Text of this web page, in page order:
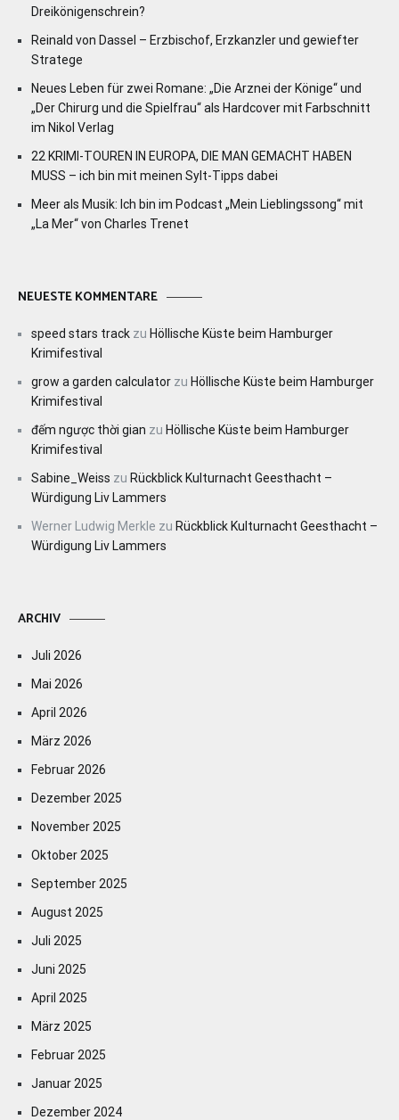
Dreikönigenschrein?
Reinald von Dassel – Erzbischof, Erzkanzler und gewiefter
Stratege
Neues Leben für zwei Romane: „Die Arznei der Könige“ und
„Der Chirurg und die Spielfrau“ als Hardcover mit Farbschnitt
im Nikol Verlag
22 KRIMI-TOUREN IN EUROPA, DIE MAN GEMACHT HABEN
MUSS – ich bin mit meinen Sylt-Tipps dabei
Meer als Musik: Ich bin im Podcast „Mein Lieblingssong“ mit
„La Mer“ von Charles Trenet
NEUESTE KOMMENTARE
speed stars track zu Höllische Küste beim Hamburger
Krimifestival
grow a garden calculator zu Höllische Küste beim Hamburger
Krimifestival
đếm ngược thời gian zu Höllische Küste beim Hamburger
Krimifestival
Sabine_Weiss zu Rückblick Kulturnacht Geesthacht –
Würdigung Liv Lammers
Werner Ludwig Merkle zu Rückblick Kulturnacht Geesthacht –
Würdigung Liv Lammers
ARCHIV
Juli 2026
Mai 2026
April 2026
März 2026
Februar 2026
Dezember 2025
November 2025
Oktober 2025
September 2025
August 2025
Juli 2025
Juni 2025
April 2025
März 2025
Februar 2025
Januar 2025
Dezember 2024